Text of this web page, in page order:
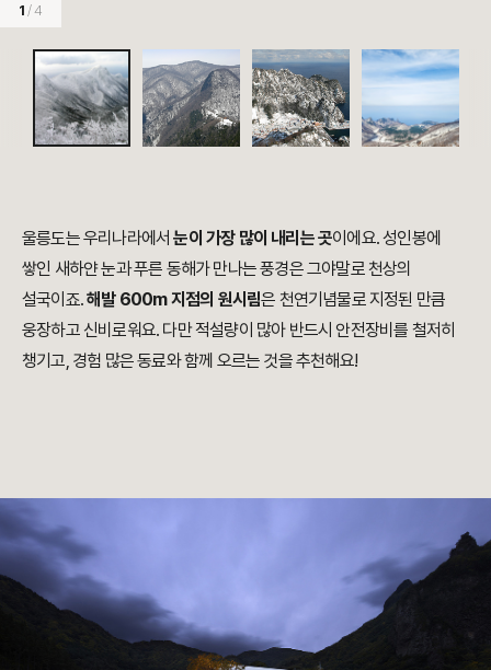
1 / 4
울릉도는 우리나라에서눈이 가장 많이 내리는 곳이에요. 성인봉에
쌓인 새하얀 눈과 푸른 동해가 만나는 풍경은 그야말로 천상의
설국이죠.해발 600m 지점의 원시림은 천연기념물로 지정된 만큼
웅장하고 신비로워요. 다만 적설량이 많아 반드시 안전장비를 철저히
챙기고, 경험 많은 동료와 함께 오르는 것을 추천해요!